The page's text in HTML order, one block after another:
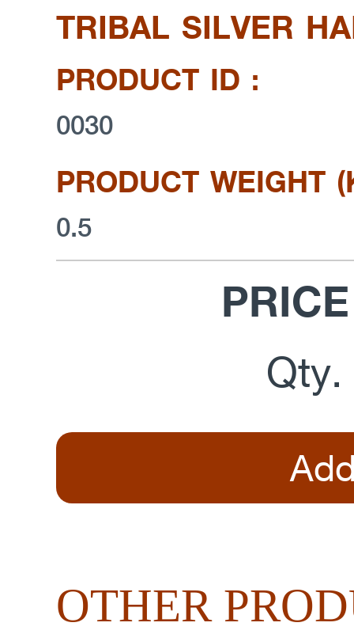
TRIBAL SILVER
PRODUCT ID :
0030
PRODUCT WEIGHT
0.5
OTHER